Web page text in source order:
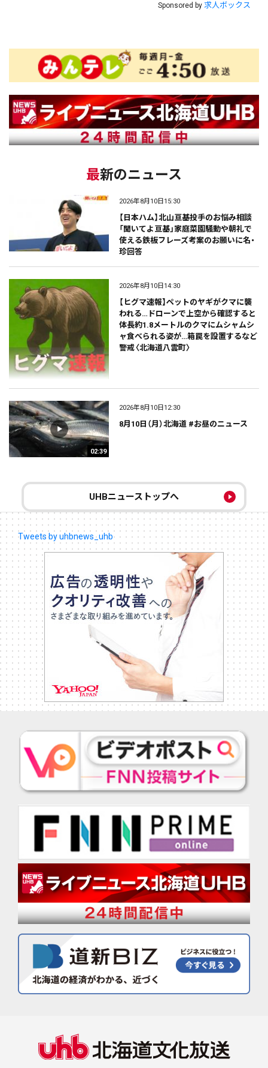
Sponsored by 求人ボックス
最新のニュース
2026年8月10日15:30
【日本ハム】北山亘基投手のお悩み相談
「聞いてよ亘基」家庭菜園騒動や朝礼で
使える鉄板フレーズ考案のお願いに名・
珍回答
2026年8月10日14:30
【ヒグマ速報】ペットのヤギがクマに襲
われる…ドローンで上空から確認すると
体長約1.8メートルのクマにムシャムシ
ャ食べられる姿が…箱罠を設置するなど
警戒〈北海道八雲町〉
02:39
2026年8月10日12:30
8月10日（月）北海道 #お昼のニュース
UHBニューストップへ
Tweets by uhbnews_uhb